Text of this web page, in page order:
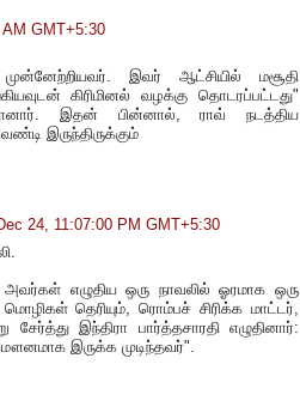
GMT+5:30
இவர் ஆட்சியில் மசூதி
கிரிமினல் வழக்கு தொடரப்பட்டது"
இதன் பின்னால், ராவ் நடத்திய
இருந்திருக்கும்
24, 11:07:00 PM GMT+5:30
அவர்கள் எழுதிய ஒரு நாவலில் ஓரமாக ஒரு
தெரியும், ரொம்பச் சிரிக்க மாட்டர்,
இந்திரா பார்த்தசாரதி எழுதினார்:
இருக்க முடிந்தவர்".